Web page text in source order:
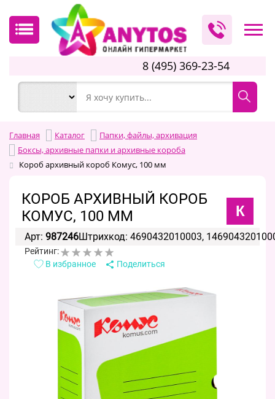
8 (495) 369-23-54
Главная Каталог
Папки, файлы, архивация
Боксы, архивные папки и архивные короба
Короб архивный короб Комус, 100 мм
КОРОБ АРХИВНЫЙ КОРОБ
КОМУС, 100 ММ
К
Арт: 987246Штрихкод: 4690432010003,
Рейтинг:
В избранное
Поделиться